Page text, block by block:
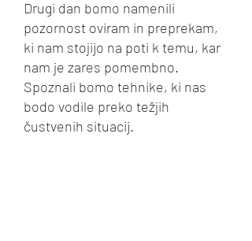
Drugi dan bomo namenili
pozornost oviram in preprekam,
ki nam stojijo na poti k temu, kar
nam je zares pomembno.
Spoznali bomo tehnike, ki nas
bodo vodile preko težjih
čustvenih situacij.